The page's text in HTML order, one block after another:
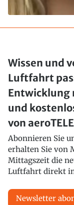
Wissen und
Luftfahrt
Entwicklung
und
von
Abonnieren Sie
erhalten Sie von
Mittagszeit die
Luftfahrt direkt
Newsletter